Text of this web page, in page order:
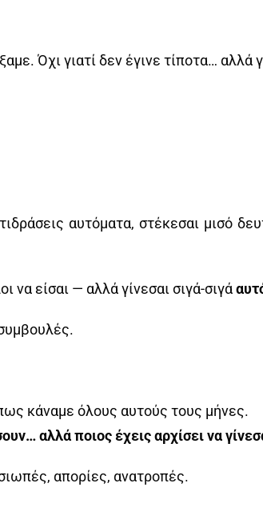
Όχι γιατί δεν έγινε τίποτα… αλλά
αυτόματα, στέκεσαι μισό
να είσαι — αλλά γίνεσαι σιγά-σιγά
κάναμε όλους αυτούς τους μήνες.
αλλά ποιος έχεις αρχίσει να
απορίες, ανατροπές.